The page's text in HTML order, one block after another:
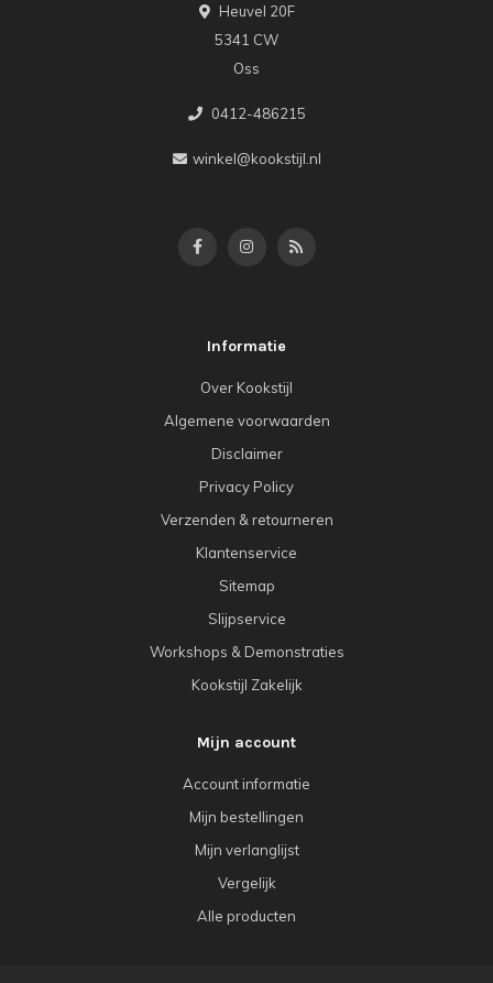
Heuvel 20F
5341 CW
Oss
0412-486215
winkel@kookstijl.nl
Informatie
Over Kookstijl
Algemene voorwaarden
Disclaimer
Privacy Policy
Verzenden & retourneren
Klantenservice
Sitemap
Slijpservice
Workshops & Demonstraties
Kookstijl Zakelijk
Mijn account
Account informatie
Mijn bestellingen
Mijn verlanglijst
Vergelijk
Alle producten